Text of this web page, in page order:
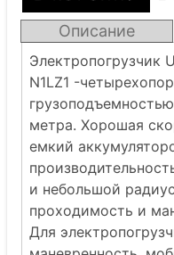
Описание
Электропогрузчик
N1LZ1 -
метра. Хорошая
емкий
и небольшой
проходимость и
Для